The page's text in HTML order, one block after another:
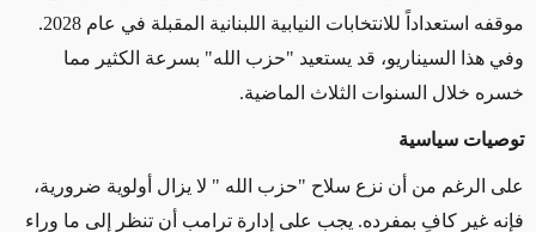
موقفه استعداداً للانتخابات النيابية اللبنانية المقبلة في عام 2028.
وفي هذا السيناريو، قد يستعيد "حزب الله" بسرعة الكثير مما
خسره خلال السنوات الثلاث الماضية.
توصيات سياسية
على الرغم من أن نزع سلاح "حزب الله " لا يزال أولوية ضرورية،
فإنه غير كافٍ بمفرده. يجب على إدارة ترامب أن تنظر إلى ما وراء